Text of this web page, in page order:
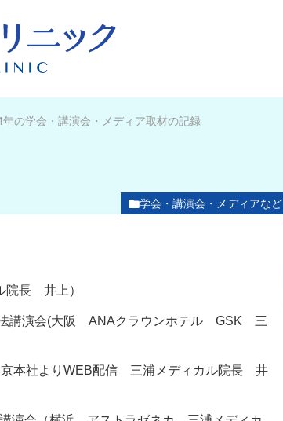
年の学会・講演会・メディア取材の記録
学会・講演会・メディアなど
院長 井上）
法講演会(大阪 ANAクラウンホテル GSK 三
本社よりWEB配信 三浦メディカル院長 井